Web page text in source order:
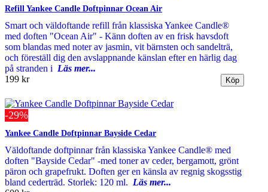
Refill Yankee Candle Doftpinnar Ocean Air
Smart och väldoftande refill från klassiska Yankee Candle®
med doften "Ocean Air" - Känn doften av en frisk havsdoft
som blandas med noter av jasmin, vit bärnsten och sandelträ,
och föreställ dig den avslappnande känslan efter en härlig dag
på stranden i Läs mer...
199 kr
-29%
Yankee Candle Doftpinnar Bayside Cedar
Väldoftande doftpinnar från klassiska Yankee Candle® med
doften "Bayside Cedar" -med toner av ceder, bergamott, grönt
päron och grapefrukt. Doften ger en känsla av regnig skogsstig
bland cederträd. Storlek: 120 ml. Läs mer...